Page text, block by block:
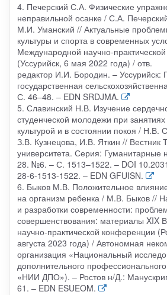
4. Печерский С.А. Физические
неправильной осанке / С.А.
М.И. Уманский // Актуальные
культуры и спорта в современных
Международной научно-
(Уссурийск, 6 мая 2022 года) / отв.
редактор И.И. Бородин. – Уссурийск:
государственная
С. 46–48. – EDN SRDJMA.
5. Славинский Н.В. Изучение
студенческой молодежи при
культурой и в состоянии покоя / Н.В.
З.В. Кузнецова, И.В. Яткин // Вестник
университета. Серия: Гуманитарные
28. №6. – С. 1513–1522. – DOI
28-6-1513-1522. – EDN GFUISN.
6. Быков М.В. Положительное
на организм ребенка / М.В. Быков //
и разработки современности:
совершенствования: материалы XIX
научно-практической конференции
августа 2023 года) / Автономная
организация «Национальный
дополнительного
«НИИ ДПО»). – Ростов н/Д.:
61. – EDN ESUEOM.